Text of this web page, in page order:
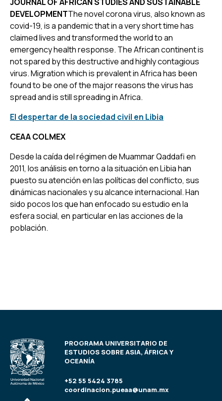
DEVELOPMENTThe novel corona virus, also known as
covid-19, is a pandemic that in a very short time has
claimed lives and transformed the world to an
emergency health response. The African continent is
not spared by this destructive and highly contagious
virus. Migration which is prevalent in Africa has been
found to be one of the major reasons the virus has
spread and is still spreading in Africa.
El despertar de la sociedad civil en Libia
CEAA COLMEX
Desde la caída del régimen de Muammar Qaddafi en
2011, los análisis en torno a la situación en Libia han
puesto su atención en las políticas del conflicto, sus
dinámicas nacionales y su alcance internacional. Han
sido pocos los que han enfocado su estudio en la
esfera social, en particular en las acciones de la
población.
PROGRAMA UNIVERSITARIO DE
ESTUDIOS SOBRE ASIA, ÁFRICA Y
OCEANÍA
+52 55 5424 3785
coordinacion.pueaa@unam.mx